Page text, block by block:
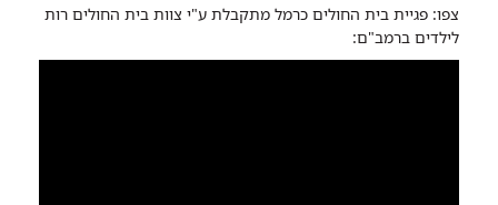
כרמל
נקלטה
ברמב"ם
צפו: פגיית בית החולים כרמל מתקבלת ע"י צוות בית החולים רות
לילדים ברמב"ם: